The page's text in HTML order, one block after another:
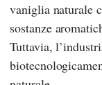
vaniglia naturale
sostanze
Tuttavia,